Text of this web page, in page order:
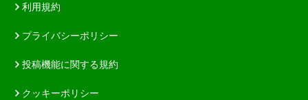
利用規約
プライバシーポリシー
投稿機能に関する規約
クッキーポリシー